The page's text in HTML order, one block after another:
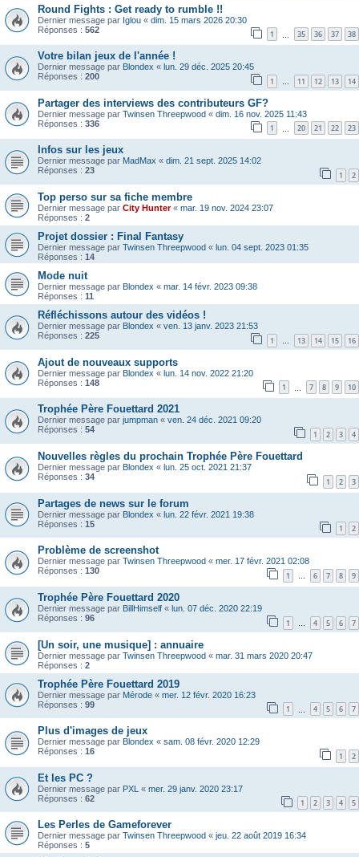
Round Fights : Get ready to rumble !!
Dernier message par Iglou « dim. 15 mars 2026 20:30
Réponses : 562 1 35 36 37 38
Votre bilan jeux de l'année !
Dernier message par Blondex « lun. 29 déc. 2025 20:45
Réponses : 200 1 … 11 12 13 14
Partager des interviews des contributeurs GF?
Dernier message par Twinsen Threepwood « dim. 16 nov. 2025 11:43
Réponses : 336 1 20 21 22 23
Infos sur les jeux
Dernier message par MadMax « dim. 21 sept. 2025 14:02
Réponses : 23 1 2
Top perso sur sa fiche membre
Dernier message par City Hunter« mar. 19 nov. 2024 23:07
Réponses : 2
Projet dossier : Final Fantasy
Dernier message par Twinsen Threepwood « lun. 04 sept. 2023 01:35
Réponses : 14
Mode nuit
Dernier message par Blondex « mar. 14 févr. 2023 09:38
Réponses : 11
Réfléchissons autour des vidéos !
Dernier message par Blondex « ven. 13 janv. 2023 21:53
Réponses : 225 1 … 13 14 15 16
Ajout de nouveaux supports
Dernier message par Blondex « lun. 14 nov. 2022 21:20
Réponses : 148 1 7 8 9 10
Trophée Père Fouettard 2021
Dernier message par jumpman « ven. 24 déc. 2021 09:20
Réponses : 54 1 2 3 4
Nouvelles règles du prochain Trophée Père Fouettard
Dernier message par Blondex « lun. 25 oct. 2021 21:37
Réponses : 34 1 2 3
Partages de news sur le forum
Dernier message par Blondex « lun. 22 févr. 2021 19:38
Réponses : 15 1 2
Problème de screenshot
Dernier message par Twinsen Threepwood « mer. 17 févr. 2021 02:08
Réponses : 130 1 … 6 7 8 9
Trophée Père Fouettard 2020
Dernier message par BillHimself « lun. 07 déc. 2020 22:19
Réponses : 96 1 … 4 5 6 7
[Un soir, une musique] : annuaire
Dernier message par Twinsen Threepwood « mar. 31 mars 2020 20:47
Réponses : 2
Trophée Père Fouettard 2019
Dernier message par Mérode « mer. 12 févr. 2020 16:23
Réponses : 99 1 4 5 6 7
Plus d'images de jeux
Dernier message par Blondex « sam. 08 févr. 2020 12:29
Réponses : 16 1 2
Et les PC ?
Dernier message par PXL « mer. 29 janv. 2020 23:17
Réponses : 62 1 2 3 4 5
Les Perles de Gameforever
Dernier message par Twinsen Threepwood « jeu. 22 août 2019 16:34
Réponses : 5